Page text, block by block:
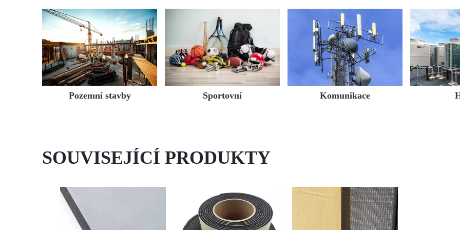
Pozemní stavby Sportovní Komunikace
SOUVISEJÍCÍ PRODUKTY